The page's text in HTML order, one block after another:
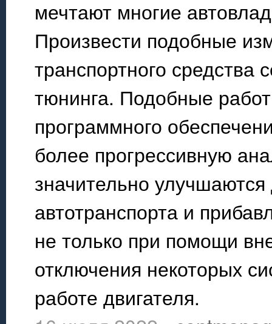
мечтают многие
Произвести подобные
транспортного
тюнинга. Подобные
программного
более прогрессивную
значительно
автотранспорта и
не только при помощи
отключения некоторых
работе двигателя.